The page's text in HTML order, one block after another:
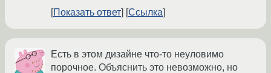
Показать ответ
Ссылка
Есть в этом дизайне что-то неуловимо
порочное. Объяснить это невозможно, но